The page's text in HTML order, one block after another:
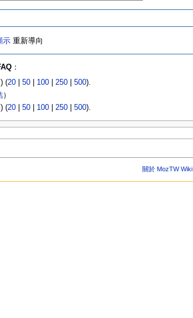
示 重新導向
：
(20| 50| 100| 250| 500).
）
(20| 50| 100| 250| 500).
關於 MozTW Wiki